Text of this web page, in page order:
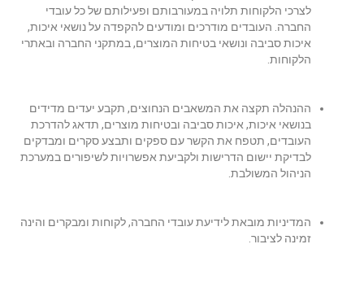
לצרכי הלקוחות תלויה במעורבותם ופעילותם של כל עובדי
החברה. העובדים מודרכים ומודעים להקפדה על נושאי איכות,
איכות סביבה ונושאי בטיחות המוצרים, במתקני החברה ובאתרי
הלקוחות.
ההנהלה תקצה את המשאבים הנחוצים, תקבע יעדים מדידים
בנושאי איכות, איכות סביבה ובטיחות מוצרים, תדאג להדרכת
העובדים, תטפח את הקשר עם ספקים ותבצע סקרים ומבדקים
לבדיקת יישום הדרישות ולקביעת אפשרויות לשיפורים במערכת
הניהול המשולבת.
המדיניות מובאת לידיעת עובדי החברה, לקוחות ומבקרים והינה
זמינה לציבור.